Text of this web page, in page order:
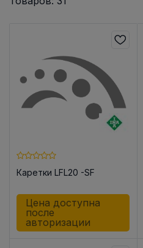
Каретки LFL20 -SF
Цена доступна
после
авторизации